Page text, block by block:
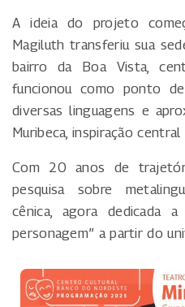
A ideia do projeto
Magiluth transferiu sua
bairro da Boa Vista,
funcionou como ponto
diversas linguagens e
Muribeca, inspiração
Com 20 anos de
pesquisa sobre
cênica, agora dedicada
personagem” a partir do